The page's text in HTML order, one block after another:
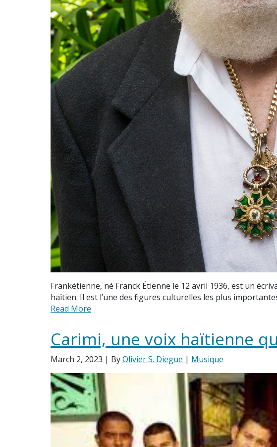
Frankétienne, né Franck Étienne le 12 avril 1936, est un
haïtien. Il est l’une des figures culturelles les plus
Read More
Carimi, une voix haïtienne
March 2, 2023 | ByOlivier S. Diegue | Musique